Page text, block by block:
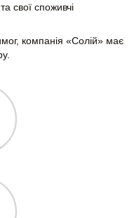
свої споживчі
компанія «Солій» має